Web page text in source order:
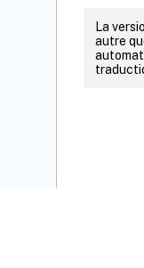
La
autre